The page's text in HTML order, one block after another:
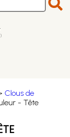
Clous de
- Tête